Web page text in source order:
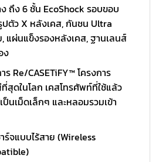
ถึง 6 ชั้น EcoShock รอบขอบ
ปตัว X หลังเคส, กันชน Ultra
แผ่นแข็งรองหลังเคส, ฐานเลนส์
ง
ร Re/CASETiFY™ โครงการ
สุดในโลก เคสโทรศัพท์ที่ใช้แล้ว
นเม็ดเล็กๆ และหลอมรวมเข้า
ร์จแบบไร้สาย (Wireless